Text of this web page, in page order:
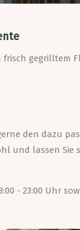
gegrilltem
den dazu
und lassen
- 23:00 Uhr